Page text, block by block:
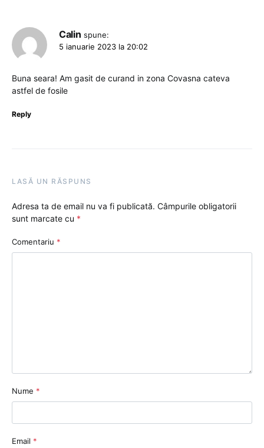
Calin spune:
5 ianuarie 2023 la 20:02
Buna seara! Am gasit de curand in zona Covasna cateva
astfel de fosile
Reply
LASĂ UN RĂSPUNS
Adresa ta de email nu va fi publicată. Câmpurile obligatorii
sunt marcate cu *
Comentariu *
Nume *
Email *